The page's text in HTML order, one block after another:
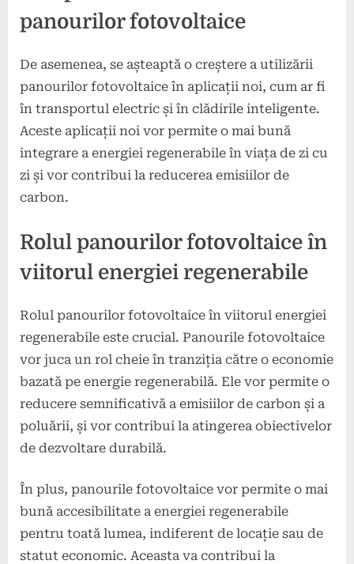
panourilor fotovoltaice
De asemenea, se așteaptă o creștere a utilizării
panourilor fotovoltaice în aplicații noi, cum ar fi
în transportul electric și în clădirile inteligente.
Aceste aplicații noi vor permite o mai bună
integrare a energiei regenerabile în viața de zi cu
zi și vor contribui la reducerea emisiilor de
carbon.
Rolul panourilor fotovoltaice în
viitorul energiei regenerabile
Rolul panourilor fotovoltaice în viitorul energiei
regenerabile este crucial. Panourile fotovoltaice
vor juca un rol cheie în tranziția către o economie
bazată pe energie regenerabilă. Ele vor permite o
reducere semnificativă a emisiilor de carbon și a
poluării, și vor contribui la atingerea obiectivelor
de dezvoltare durabilă.
În plus, panourile fotovoltaice vor permite o mai
bună accesibilitate a energiei regenerabile
pentru toată lumea, indiferent de locație sau de
statut economic. Aceasta va contribui la